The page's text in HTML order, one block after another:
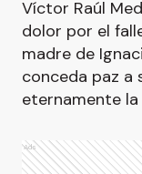
Víctor Raúl
dolor por el
madre de
conceda paz a
eternamente
Ads